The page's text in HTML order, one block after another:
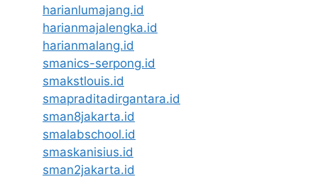
harianlumajang.id
harianmajalengka.id
harianmalang.id
smanics-serpong.id
smakstlouis.id
smapraditadirgantara.id
sman8jakarta.id
smalabschool.id
smaskanisius.id
sman2jakarta.id